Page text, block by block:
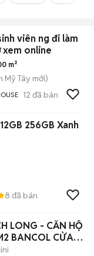
viên ng đi làm
online
m²
Mỹ Tây mới)
12 đã bán
256GB Xanh
8 đã bán
LONG - CĂN HỘ
BANCOL CỬA